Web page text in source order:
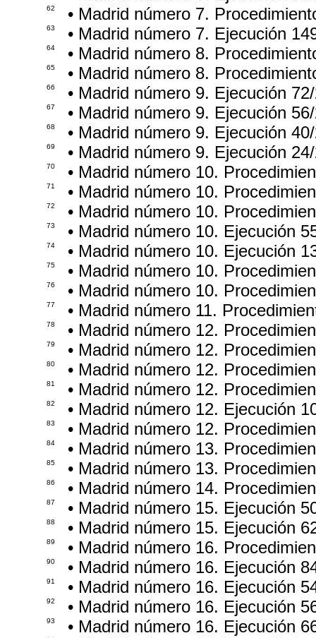
62 • Madrid número 7.
63 • Madrid número 7. Ejecución
64 • Madrid número 8.
65 • Madrid número 8.
66 • Madrid número 9. Ejecución
67 • Madrid número 9. Ejecución
68 • Madrid número 9. Ejecución
69 • Madrid número 9. Ejecución
70 • Madrid número 10.
71 • Madrid número 10.
72 • Madrid número 10.
73 • Madrid número 10. Ejecución
74 • Madrid número 10. Ejecución
75 • Madrid número 10.
76 • Madrid número 10.
77 • Madrid número 11.
78 • Madrid número 12.
79 • Madrid número 12.
80 • Madrid número 12.
81 • Madrid número 12.
82 • Madrid número 12. Ejecución
83 • Madrid número 12.
84 • Madrid número 13.
85 • Madrid número 13.
86 • Madrid número 14.
87 • Madrid número 15. Ejecución
88 • Madrid número 15. Ejecución
89 • Madrid número 16.
90 • Madrid número 16. Ejecución
91 • Madrid número 16. Ejecución
92 • Madrid número 16. Ejecución
93 • Madrid número 16. Ejecución